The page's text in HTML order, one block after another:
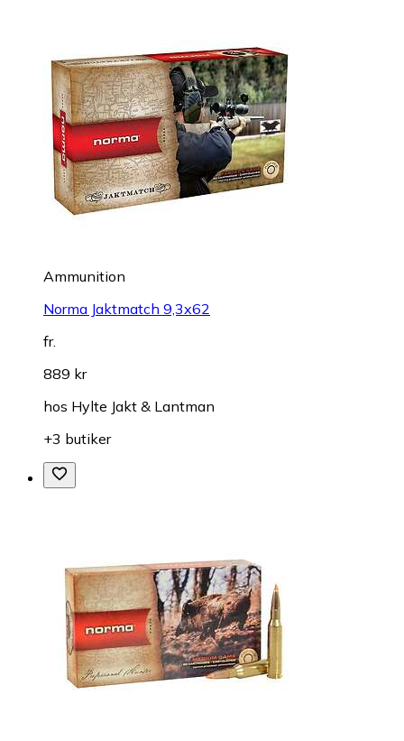
Ammunition
Norma Jaktmatch 9,3x62
fr.
889 kr
hos Hylte Jakt & Lantman
+3 butiker